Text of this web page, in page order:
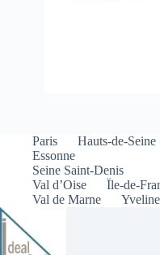
Paris
Hauts-de-Seine
Essonne
Seine Saint-Denis
Val d’Oise
Ïle-de-
Val de Marne